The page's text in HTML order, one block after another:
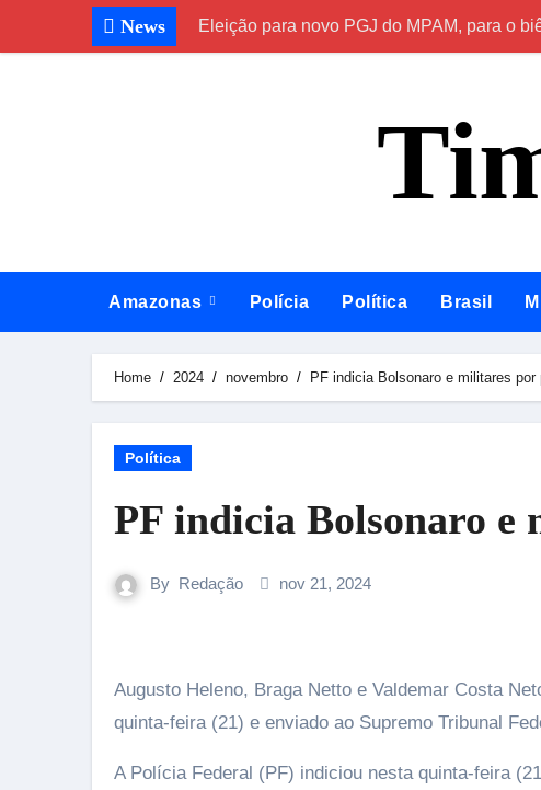
News Eleição para novo PGJ do MPAM, para o
Amazonas Polícia Política Brasil
Home 2024 novembro PF indicia Bolsonaro e militares por
Política
PF indicia Bolsonaro e
By Redação nov 21, 2024
Augusto Heleno, Braga Netto e Valdemar Costa Neto também foram indiciados; ; inquérito foi finalizado nesta
quinta-feira (21) e enviado ao Supremo Tribunal
A Polícia Federal (PF) indiciou nesta quinta-feira